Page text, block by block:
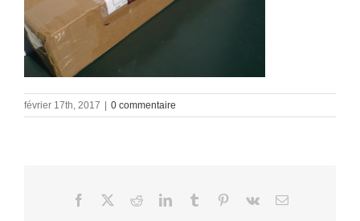
février 17th, 2017 | 0 commentaire
Facebook RedditLinkedInTumblr Pinterest
Vk Email